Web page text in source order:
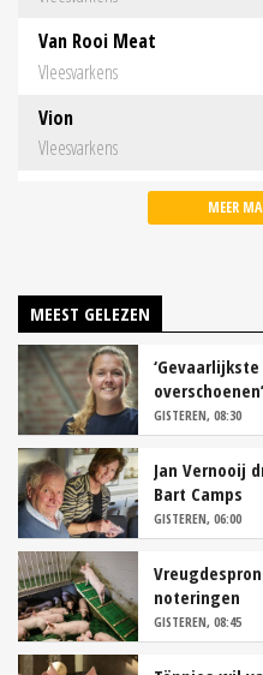
Van Rooi Meat
Vleesvarkens
Vion
Vleesvarkens
MEER
MEEST GELEZEN
overschoenen’
GISTEREN, 08:30
Jan Vernooij
Bart Camps
GISTEREN, 06:00
noteringen
GISTEREN, 08:45